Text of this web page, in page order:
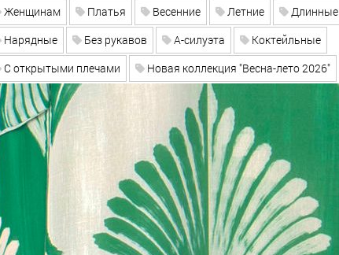
Женщинам Платья Весенние Летние Длинные
Нарядные
Без рукавов А-силуэта
Коктейльные
С открытыми плечами
Новая коллекция "Весна-лето 2026"